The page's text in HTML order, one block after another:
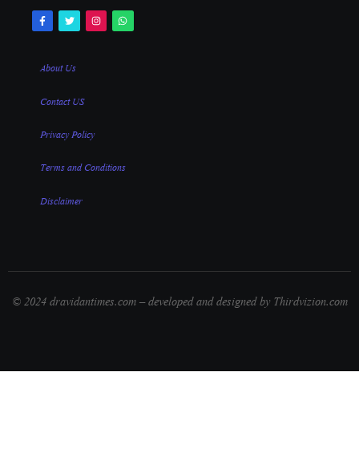
About Us
Contact US
Privacy Policy
Terms and Conditions
Disclaimer
© 2024 dravidantimes.com – developed and designed by Thirdvizion.com